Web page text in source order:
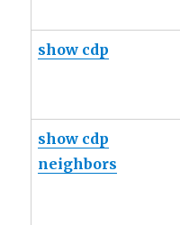
show cdp
show cdp
neighbors